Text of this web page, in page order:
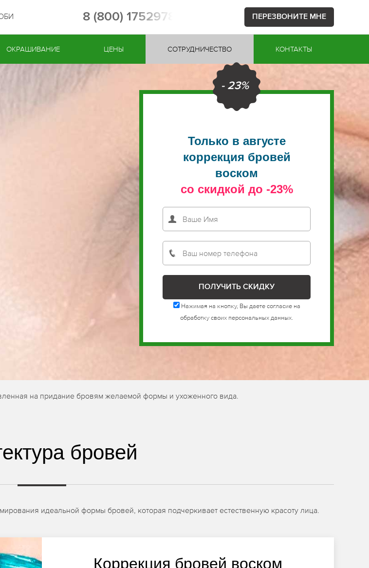
8 (800) 1752978 ПЕРЕЗВОНИТЕ МНЕ
ОКРАШИВАНИЕ ЦЕНЫ СОТРУДНИЧЕСТВО КОНТАКТЫ
- 23%
Только в августе
коррекция бровей
воском
со скидкой до -23%
Нажимая на кнопку, Вы даете согласие на
обработку своих персональных данных.
на придание бровям желаемой формы и ухоженного вида.
бровей
идеальной формы бровей, которая подчеркивает естественную красоту лица.
Коррекция бровей воском